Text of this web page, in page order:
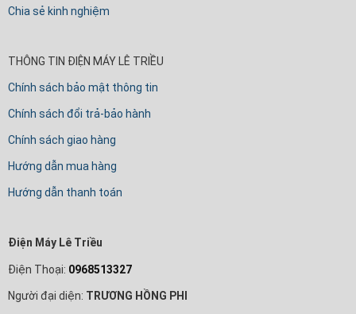
Chia sẻ kinh nghiệm
THÔNG TIN ĐIỆN MÁY LÊ TRIỀU
Chính sách bảo mật thông tin
Chính sách đổi trả-bảo hành
Chính sách giao hàng
Hướng dẫn mua hàng
Hướng dẫn thanh toán
Điện Máy Lê Triều
Điện Thoại: 0968513327
Người đại diện: TRƯƠNG HỒNG PHI